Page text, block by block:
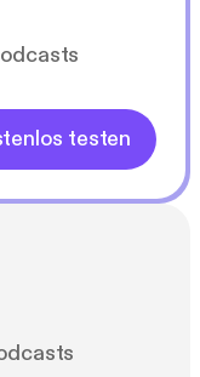
testen